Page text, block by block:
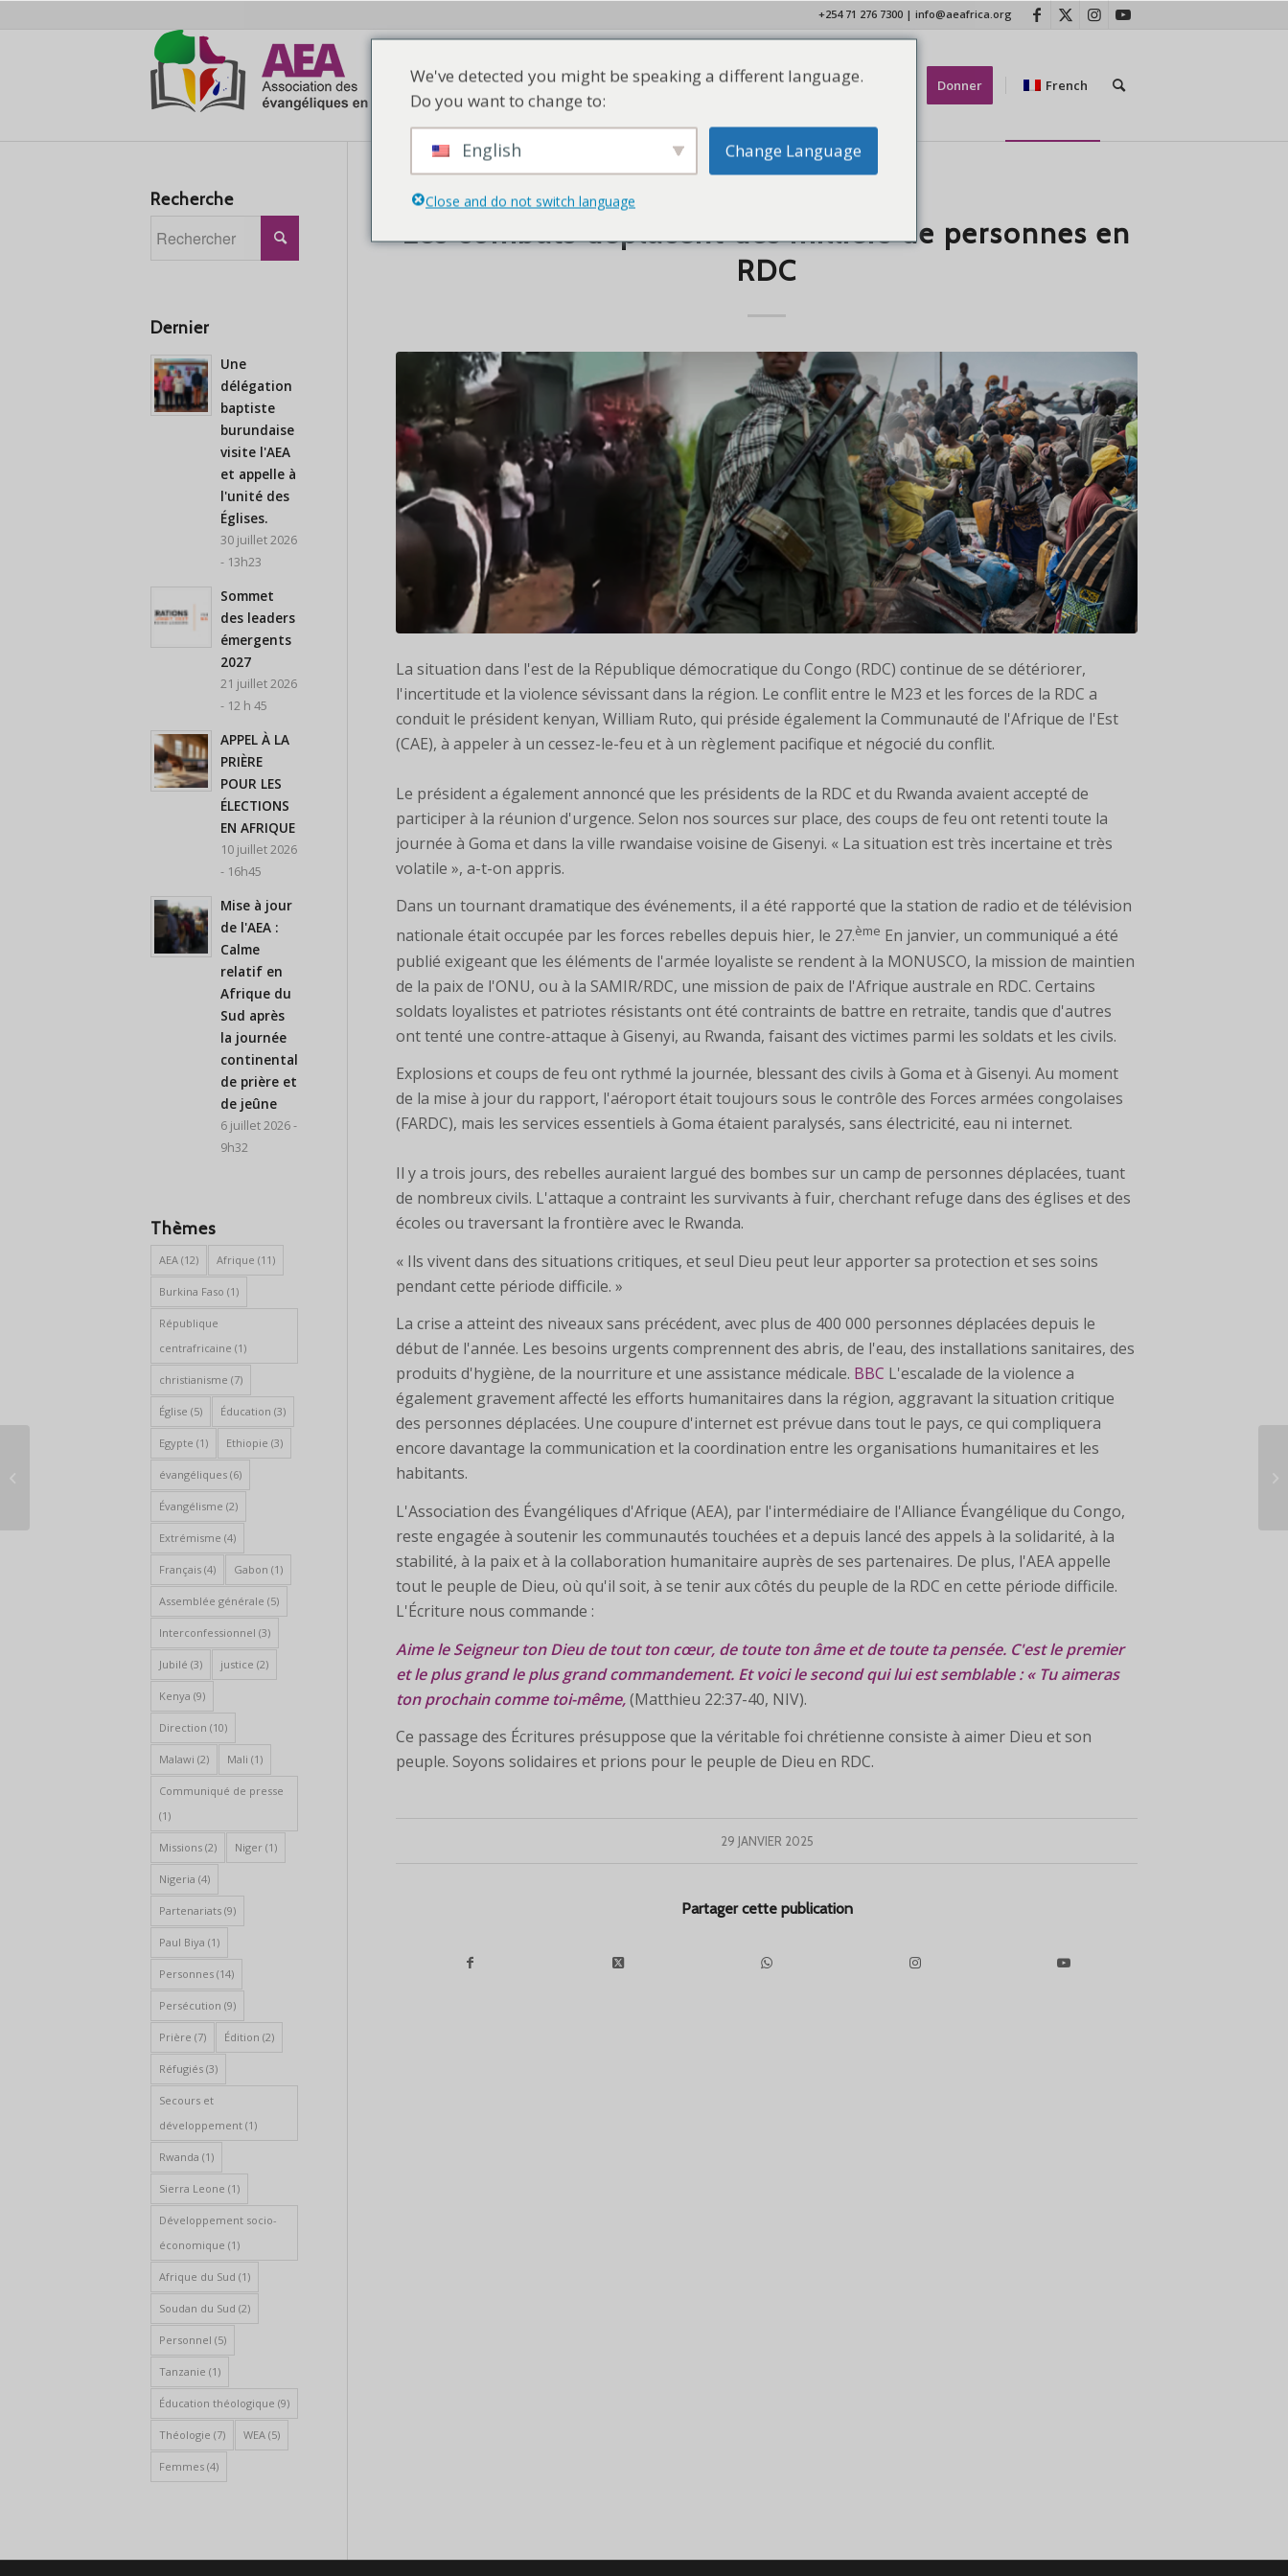
+254 71 276 7300 | info@aeafrica.org
Maison Qui sommes-nous Nos membres Ressources Contactez-nous Donner French
Les combats déplacent des milliers de personnes en
RDC
La situation dans l'est de la République démocratique du Congo (RDC) continue de se détériorer,
l'incertitude et la violence sévissant dans la région. Le conflit entre le M23 et les forces de la RDC a
conduit le président kenyan, William Ruto, qui préside également la Communauté de l'Afrique de l'Est
(CAE), à appeler à un cessez-le-feu et à un règlement pacifique et négocié du conflit.
Le président a également annoncé que les présidents de la RDC et du Rwanda avaient accepté de
participer à la réunion d'urgence. Selon nos sources sur place, des coups de feu ont retenti toute la
journée à Goma et dans la ville rwandaise voisine de Gisenyi. « La situation est très incertaine et très
volatile », a-t-on appris.
Dans un tournant dramatique des événements, il a été rapporté que la station de radio et de télévision
nationale était occupée par les forces rebelles depuis hier, le 27.ème En janvier, un communiqué a été
publié exigeant que les éléments de l'armée loyaliste se rendent à la MONUSCO, la mission de maintien
de la paix de l'ONU, ou à la SAMIR/RDC, une mission de paix de l'Afrique australe en RDC. Certains
soldats loyalistes et patriotes résistants ont été contraints de battre en retraite, tandis que d'autres
ont tenté une contre-attaque à Gisenyi, au Rwanda, faisant des victimes parmi les soldats et les civils.
Explosions et coups de feu ont rythmé la journée, blessant des civils à Goma et à Gisenyi. Au moment
de la mise à jour du rapport, l'aéroport était toujours sous le contrôle des Forces armées congolaises
(FARDC), mais les services essentiels à Goma étaient paralysés, sans électricité, eau ni internet.
Il y a trois jours, des rebelles auraient largué des bombes sur un camp de personnes déplacées, tuant
de nombreux civils. L'attaque a contraint les survivants à fuir, cherchant refuge dans des églises et des
écoles ou traversant la frontière avec le Rwanda.
« Ils vivent dans des situations critiques, et seul Dieu peut leur apporter sa protection et ses soins
pendant cette période difficile. »
La crise a atteint des niveaux sans précédent, avec plus de 400 000 personnes déplacées depuis le
début de l'année. Les besoins urgents comprennent des abris, de l'eau, des installations sanitaires, des
produits d'hygiène, de la nourriture et une assistance médicale. BBC L'escalade de la violence a
également gravement affecté les efforts humanitaires dans la région, aggravant la situation critique
des personnes déplacées. Une coupure d'internet est prévue dans tout le pays, ce qui compliquera
encore davantage la communication et la coordination entre les organisations humanitaires et les
habitants.
L'Association des Évangéliques d'Afrique (AEA), par l'intermédiaire de l'Alliance Évangélique du Congo,
reste engagée à soutenir les communautés touchées et a depuis lancé des appels à la solidarité, à la
stabilité, à la paix et à la collaboration humanitaire auprès de ses partenaires. De plus, l'AEA appelle
tout le peuple de Dieu, où qu'il soit, à se tenir aux côtés du peuple de la RDC en cette période difficile.
L'Écriture nous commande :
Aime le Seigneur ton Dieu de tout ton cœur, de toute ton âme et de toute ta pensée. C'est le premier
et le plus grandle plus grand commandement. Et voici le second qui lui est semblable : « Tu aimeras
ton prochain comme toi-même,(Matthieu 22:37-40, NIV).
Ce passage des Écritures présuppose que la véritable foi chrétienne consiste à aimer Dieu et son
peuple. Soyons solidaires et prions pour le peuple de Dieu en RDC.
29 JANVIER 2025
Partager cette publication
Recherche
Dernier
Une
délégation
baptiste
burundaise
visite l'AEA
et appelle à
l'unité des
Églises.
30 juillet 2026
- 13h23
Sommet
des leaders
émergents
2027
21 juillet 2026
- 12 h 45
APPEL À LA
PRIÈRE
POUR LES
ÉLECTIONS
EN AFRIQUE
10 juillet 2026
- 16h45
Mise à jour
de l'AEA :
Calme
relatif en
Afrique du
Sud après
la journée
continentale
de prière et
de jeûne
6 juillet 2026 -
9h32
Thèmes
AEA (12) Afrique (11)
Burkina Faso (1)
République
centrafricaine (1)
christianisme (7)
Église (5) Éducation (3)
Egypte (1) Ethiopie (3)
évangéliques (6)
Évangélisme (2)
Extrémisme (4)
Français (4) Gabon (1)
Assemblée générale (5)
Interconfessionnel (3)
Jubilé (3) justice (2)
Kenya (9)
Direction (10)
Malawi (2) Mali (1)
Communiqué de presse
(1)
Missions (2) Niger (1)
Nigeria (4)
Partenariats (9)
Paul Biya (1)
Personnes (14)
Persécution (9)
Prière (7) Édition (2)
Réfugiés (3)
Secours et
développement (1)
Rwanda (1)
Sierra Leone (1)
Développement socio-
économique (1)
Afrique du Sud (1)
Soudan du Sud (2)
Personnel (5)
Tanzanie (1)
Éducation théologique (9)
Théologie (7) WEA (5)
Femmes (4)
We've detected you might be speaking a different language.
Do you want to change to:
English Change Language
Close and do not switch language